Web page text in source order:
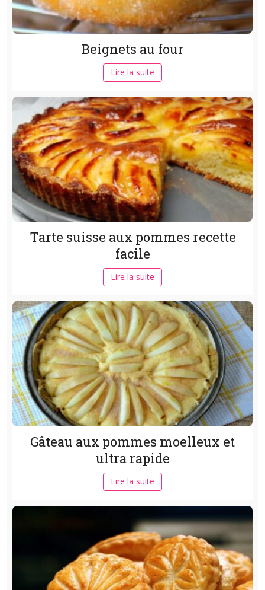
Beignets au four
Lire la suite
Tarte suisse aux pommes recette
facile
Lire la suite
Gâteau aux pommes moelleux et
ultra rapide
Lire la suite